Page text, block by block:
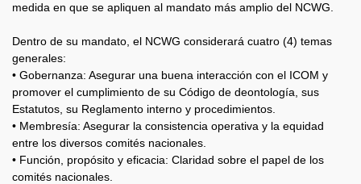
medida en que se apliquen al mandato más amplio del NCWG.
Dentro de su mandato, el NCWG considerará cuatro (4) temas
generales:
• Gobernanza: Asegurar una buena interacción con el ICOM y
promover el cumplimiento de su Código de deontología, sus
Estatutos, su Reglamento interno y procedimientos.
• Membresía: Asegurar la consistencia operativa y la equidad
entre los diversos comités nacionales.
• Función, propósito y eficacia: Claridad sobre el papel de los
comités nacionales.